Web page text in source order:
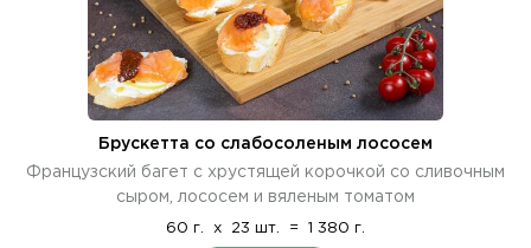
Брускетта со слабосоленым лососем
Французский багет с хрустящей корочкой со сливочным
сыром, лососем и вяленым томатом
60 г. x 23 шт. = 1 380 г.